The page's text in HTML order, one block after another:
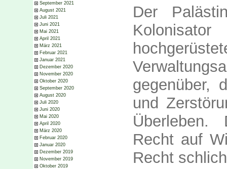
September 2021
August 2021
Juli 2021
Juni 2021
Mai 2021
April 2021
März 2021
Februar 2021
Januar 2021
Dezember 2020
November 2020
Oktober 2020
September 2020
August 2020
Juli 2020
Juni 2020
Mai 2020
April 2020
März 2020
Februar 2020
Januar 2020
Dezember 2019
November 2019
Oktober 2019
Der
gegenüber,
und
Recht auf
Recht